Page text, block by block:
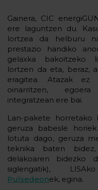
Gainera, CIC
ere laguntzen du.
lortzea da helburu
prestazio handiko
gelaxka bakoitzeko
lortzen da eta, beraz,
eragitea. Atazak
oinarritzen,
integratzean ere bai.
Lan-pakete horretako
geruza babesle
lotuta dago, geruza
teknika baten
delakoaren bidezko
siglengatik),
Pulsedeonek, egina.